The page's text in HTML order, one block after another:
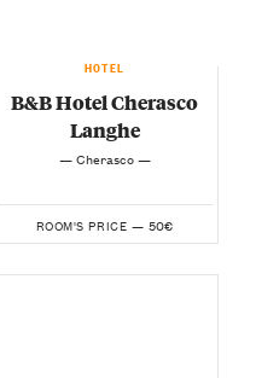
HOTEL
B&B Hotel Cherasco
Langhe
— Cherasco —
ROOM'S PRICE — 50€